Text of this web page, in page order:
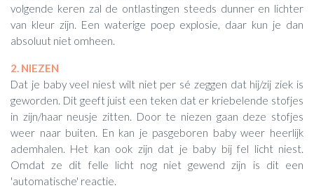
volgende keren zal de ontlastingen steeds dunner en lichter
van kleur zijn. Een waterige poep explosie, daar kun je dan
absoluut niet omheen.
2. NIEZEN
Dat je baby veel niest wilt niet per sé zeggen dat hij/zij ziek is
geworden. Dit geeft juist een teken dat er kriebelende stofjes
in zijn/haar neusje zitten. Door te niezen gaan deze stofjes
weer naar buiten. En kan je pasgeboren baby weer heerlijk
ademhalen. Het kan ook zijn dat je baby bij fel licht niest.
Omdat ze dit felle licht nog niet gewend zijn is dit een
'automatische' reactie.